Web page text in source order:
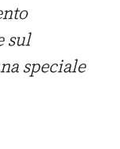
sul
speciale